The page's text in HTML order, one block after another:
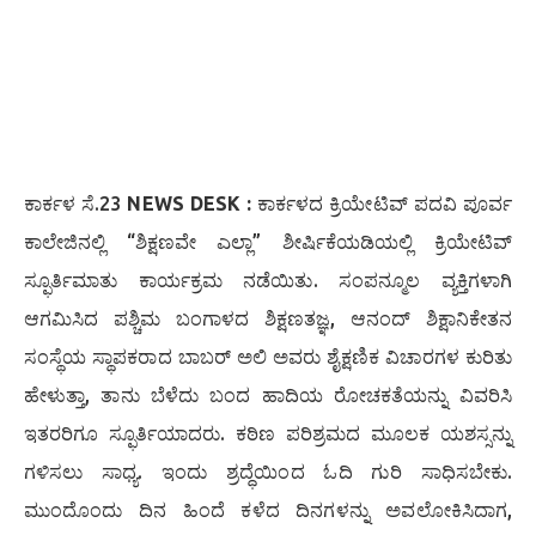
ಕಾರ್ಕಳ ಸೆ.23 NEWS DESK : ಕಾರ್ಕಳದ ಕ್ರಿಯೇಟಿವ್ ಪದವಿ ಪೂರ್ವ
ಕಾಲೇಜಿನಲ್ಲಿ “ಶಿಕ್ಷಣವೇ ಎಲ್ಲಾ” ಶೀರ್ಷಿಕೆಯಡಿಯಲ್ಲಿ ಕ್ರಿಯೇಟಿವ್
ಸ್ಫೂರ್ತಿಮಾತು ಕಾರ್ಯಕ್ರಮ ನಡೆಯಿತು. ಸಂಪನ್ಮೂಲ ವ್ಯಕ್ತಿಗಳಾಗಿ
ಆಗಮಿಸಿದ ಪಶ್ಚಿಮ ಬಂಗಾಳದ ಶಿಕ್ಷಣತಜ್ಞ, ಆನಂದ್ ಶಿಕ್ಷಾನಿಕೇತನ
ಸಂಸ್ಥೆಯ ಸ್ಥಾಪಕರಾದ ಬಾಬರ್ ಅಲಿ ಅವರು ಶೈಕ್ಷಣಿಕ ವಿಚಾರಗಳ ಕುರಿತು
ಹೇಳುತ್ತಾ, ತಾನು ಬೆಳೆದು ಬಂದ ಹಾದಿಯ ರೋಚಕತೆಯನ್ನು ವಿವರಿಸಿ
ಇತರರಿಗೂ ಸ್ಫೂರ್ತಿಯಾದರು. ಕಠಿಣ ಪರಿಶ್ರಮದ ಮೂಲಕ ಯಶಸ್ಸನ್ನು
ಗಳಿಸಲು ಸಾಧ್ಯ. ಇಂದು ಶ್ರದ್ಧೆಯಿಂದ ಓದಿ ಗುರಿ ಸಾಧಿಸಬೇಕು.
ಮುಂದೊಂದು ದಿನ ಹಿಂದೆ ಕಳೆದ ದಿನಗಳನ್ನು ಅವಲೋಕಿಸಿದಾಗ,